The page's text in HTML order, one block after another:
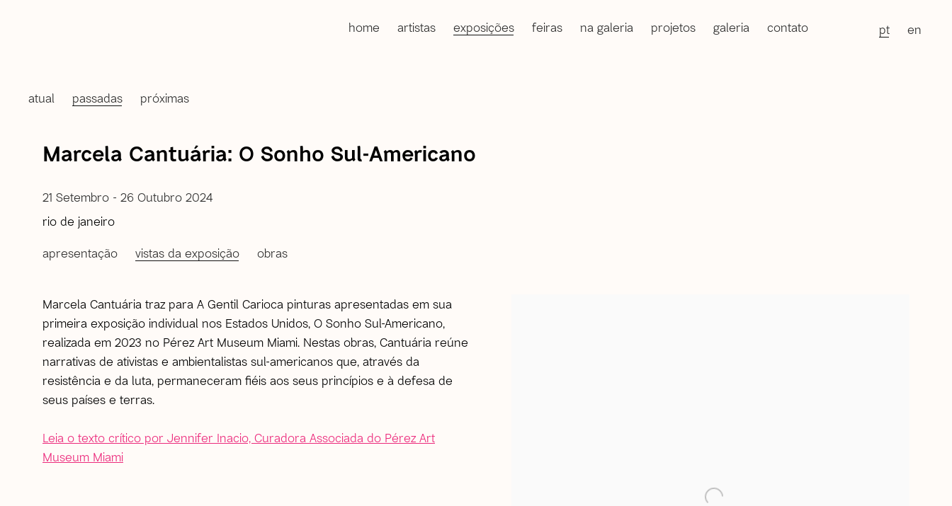
home artistas exposições feiras na galeria projetos galeria contato pt en
atual passadas próximas
Marcela Cantuária: O Sonho Sul-Americano
21 Setembro - 26 Outubro 2024
rio de janeiro
apresentação vistas da exposição obras
Marcela Cantuária traz para A Gentil Carioca pinturas apresentadas em sua
primeira exposição individual nos Estados Unidos, O Sonho Sul-Americano,
realizada em 2023 no Pérez Art Museum Miami. Nestas obras, Cantuária reúne
narrativas de ativistas e ambientalistas sul-americanos que, através da
resistência e da luta, permaneceram fiéis aos seus princípios e à defesa de
seus países e terras.
Leia o texto crítico por Jennifer Inacio, Curadora Associada do Pérez Art
Museum Miami